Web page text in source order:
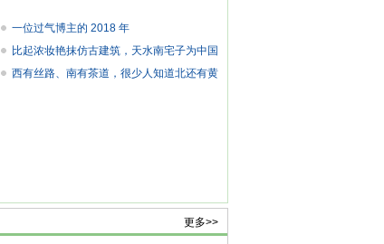
一位过气博主的 2018 年
比起浓妆艳抹仿古建筑，天水南宅子为中国
罕 西有丝路、南有茶道，很少人知道北还有黄
更多>>